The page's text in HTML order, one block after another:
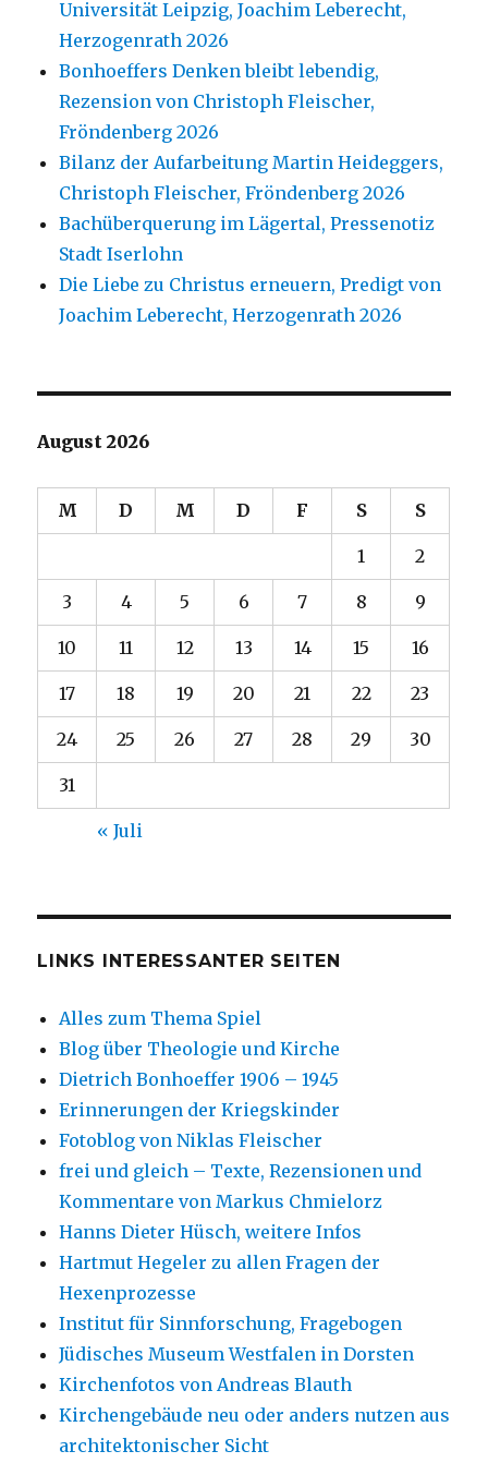
Universität Leipzig, Joachim Leberecht,
Herzogenrath 2026
Bonhoeffers Denken bleibt lebendig,
Rezension von Christoph Fleischer,
Fröndenberg 2026
Bilanz der Aufarbeitung Martin Heideggers,
Christoph Fleischer, Fröndenberg 2026
Bachüberquerung im Lägertal, Pressenotiz
Stadt Iserlohn
Die Liebe zu Christus erneuern, Predigt von
Joachim Leberecht, Herzogenrath 2026
August 2026
M D M D F S S
1 2
3 4 5 6 7 8 9
10 11 12 13 14 15 16
17 18 19 20 21 22 23
24 25 26 27 28 29 30
31
« Juli
LINKS INTERESSANTER SEITEN
Alles zum Thema Spiel
Blog über Theologie und Kirche
Dietrich Bonhoeffer 1906 – 1945
Erinnerungen der Kriegskinder
Fotoblog von Niklas Fleischer
frei und gleich – Texte, Rezensionen und
Kommentare von Markus Chmielorz
Hanns Dieter Hüsch, weitere Infos
Hartmut Hegeler zu allen Fragen der
Hexenprozesse
Institut für Sinnforschung, Fragebogen
Jüdisches Museum Westfalen in Dorsten
Kirchenfotos von Andreas Blauth
Kirchengebäude neu oder anders nutzen aus
architektonischer Sicht